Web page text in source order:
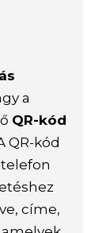
a
QR-kód
QR-kód
címe,